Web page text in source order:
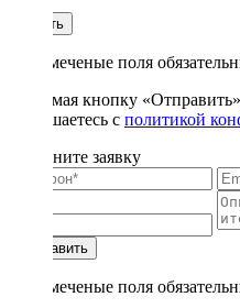
Купить
* - отмеченые поля
Нажимая кнопку
соглашаетесь с политикой
Заполните заявку
Отправить
* - отмеченые поля